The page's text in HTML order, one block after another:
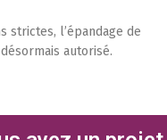
strictes, l’épandage de
autorisé.